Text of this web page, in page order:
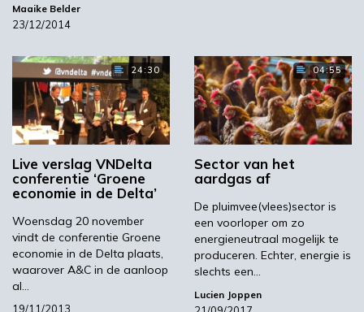
sites en productie-installaties op verschillend
productieniveaus. De toegevoegde waarde is
producten en grondstoffen. Producten van de
ene installatie of bedrijf worden verwerkt in
een andere installatie of bedrijf. Een andere
vorm van clustering betreft de logistieke
Dan is er nog clustering op het vlak van kennis.
Hierbij is er sprake van een belangrijk verschil
tussen precompetitieve kennis en gewone
informatie, zoals over procesveiligheid, milieu-
incidenten of het benaderen van de markt. Dat
laatste gebeurt al vrij sterk in de
chemieclusters in de regio’s Rotterdam,
Maaike Belder
23/12/2014
24:30
Live verslag VNDelta
conferentie ‘Groene
economie in de Delta’
Woensdag 20 november
vindt de conferentie Groene
economie in de Delta plaats,
waarover A&C in de aanloop
al…
19/11/2013
04:55
Sector van het
aardgas af
De pluimvee(vlees)sector is
een voorloper om zo
energieneutraal mogelijk te
produceren. Echter, energie is
slechts een…
Lucien Joppen